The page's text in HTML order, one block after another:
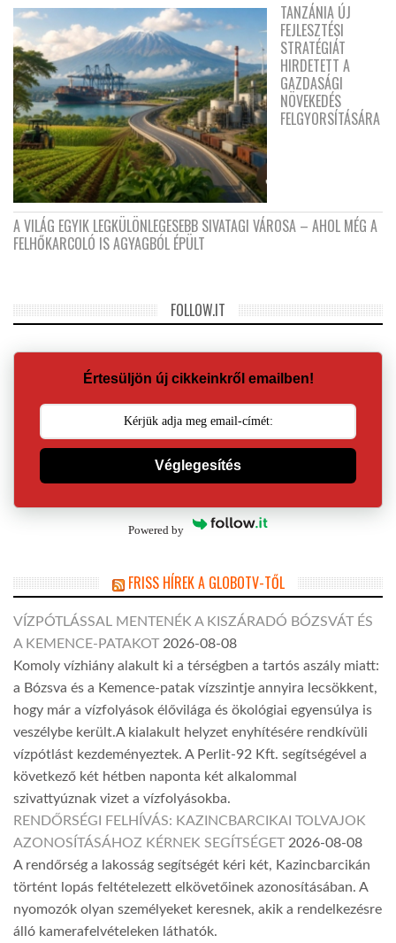
TANZÁNIA ÚJ
FEJLESZTÉSI
STRATÉGIÁT
HIRDETETT A
GAZDASÁGI
NÖVEKEDÉS
FELGYORSÍTÁSÁRA
A VILÁG EGYIK LEGKÜLÖNLEGESEBB SIVATAGI VÁROSA – AHOL MÉG A
FELHŐKARCOLÓ IS AGYAGBÓL ÉPÜLT
FOLLOW.IT
Értesüljön új cikkeinkről emailben!
Véglegesítés
Powered by
FRISS HÍREK A GLOBOTV-TŐL
VÍZPÓTLÁSSAL MENTENÉK A KISZÁRADÓ BÓZSVÁT ÉS
A KEMENCE-PATAKOT 2026-08-08
Komoly vízhiány alakult ki a térségben a tartós aszály miatt:
a Bózsva és a Kemence-patak vízszintje annyira lecsökkent,
hogy már a vízfolyások élővilága és ökológiai egyensúlya is
veszélybe került.A kialakult helyzet enyhítésére rendkívüli
vízpótlást kezdeményeztek. A Perlit-92 Kft. segítségével a
következő két hétben naponta két alkalommal
szivattyúznak vizet a vízfolyásokba.
RENDŐRSÉGI FELHÍVÁS: KAZINCBARCIKAI TOLVAJOK
AZONOSÍTÁSÁHOZ KÉRNEK SEGÍTSÉGET 2026-08-08
A rendőrség a lakosság segítségét kéri két, Kazincbarcikán
történt lopás feltételezett elkövetőinek azonosításában. A
nyomozók olyan személyeket keresnek, akik a rendelkezésre
álló kamerafelvételeken láthatók.